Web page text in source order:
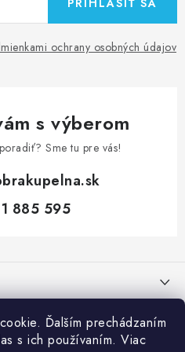
Ďalším prechádzaním
s ich používaním. Viac
ochrany osobných údajov
PRIHLÁSIŤ SA
s výberom
Sme tu pre vás!
885 595